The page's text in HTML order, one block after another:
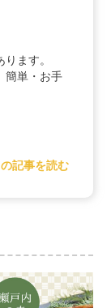
ます。
簡単・お手
記事を読む